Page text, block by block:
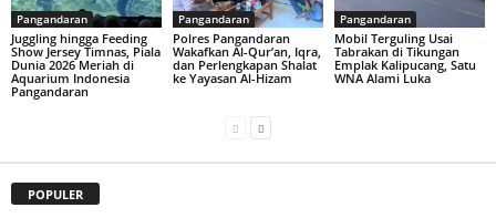
Pangandaran
Juggling hingga Feeding
Show Jersey Timnas, Piala
Dunia 2026 Meriah di
Aquarium Indonesia
Pangandaran
Pangandaran
Polres Pangandaran
Wakafkan Al-Qur’an, Iqra,
dan Perlengkapan Shalat
ke Yayasan Al-Hizam
Pangandaran
Mobil Terguling Usai
Tabrakan di Tikungan
Emplak Kalipucang, Satu
WNA Alami Luka
POPULER